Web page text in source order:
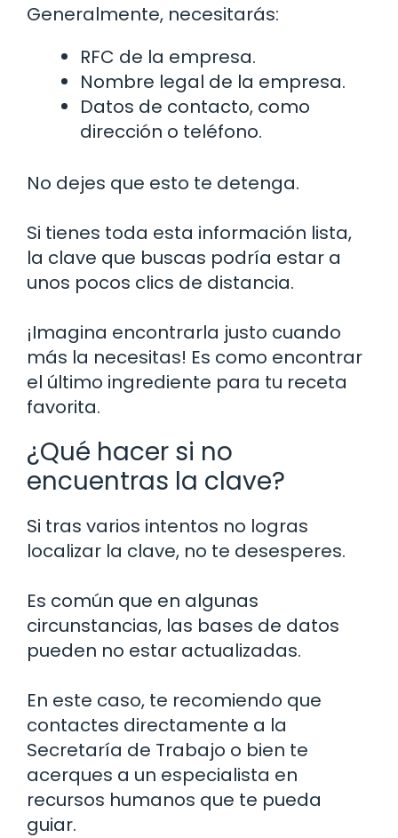
Generalmente, necesitarás:
RFC de la empresa.
Nombre legal de la empresa.
Datos de contacto, como
dirección o teléfono.
No dejes que esto te detenga.
Si tienes toda esta información lista,
la clave que buscas podría estar a
unos pocos clics de distancia.
¡Imagina encontrarla justo cuando
más la necesitas! Es como encontrar
el último ingrediente para tu receta
favorita.
¿Qué hacer si no
encuentras la clave?
Si tras varios intentos no logras
localizar la clave, no te desesperes.
Es común que en algunas
circunstancias, las bases de datos
pueden no estar actualizadas.
En este caso, te recomiendo que
contactes directamente a la
Secretaría de Trabajo o bien te
acerques a un especialista en
recursos humanos que te pueda
guiar.